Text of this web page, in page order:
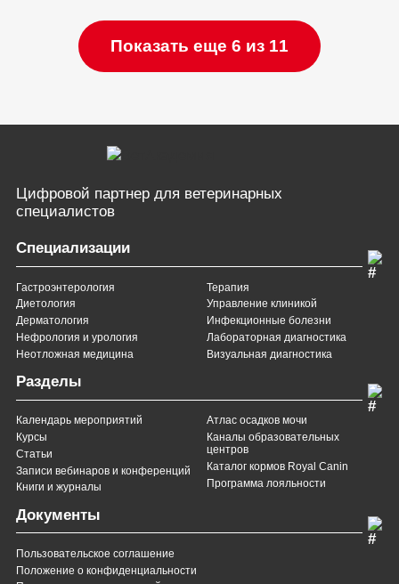
Показать еще 6 из 11
Цифровой партнер для ветеринарных
специалистов
Специализации
Гастроэнтерология
Диетология
Дерматология
Нефрология и урология
Неотложная медицина
Терапия
Управление клиникой
Инфекционные болезни
Лабораторная диагностика
Визуальная диагностика
Разделы
Календарь мероприятий
Курсы
Статьи
Записи вебинаров и конференций
Книги и журналы
Атлас осадков мочи
Каналы образовательных
центров
Каталог кормов Royal Canin
Программа лояльности
Документы
Пользовательское соглашение
Положение о конфиденциальности